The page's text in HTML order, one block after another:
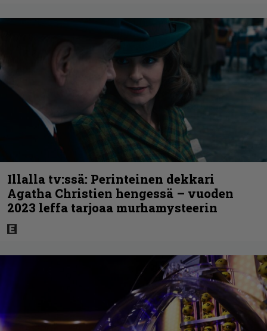
Illalla tv:ssä: Perinteinen dekkari
Agatha Christien hengessä – vuoden
2023 leffa tarjoaa murhamysteerin